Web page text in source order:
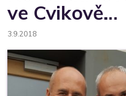
ve Cvikově…
3.9.2018